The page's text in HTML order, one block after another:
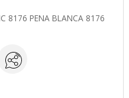
8176 PENA BLANCA 8176